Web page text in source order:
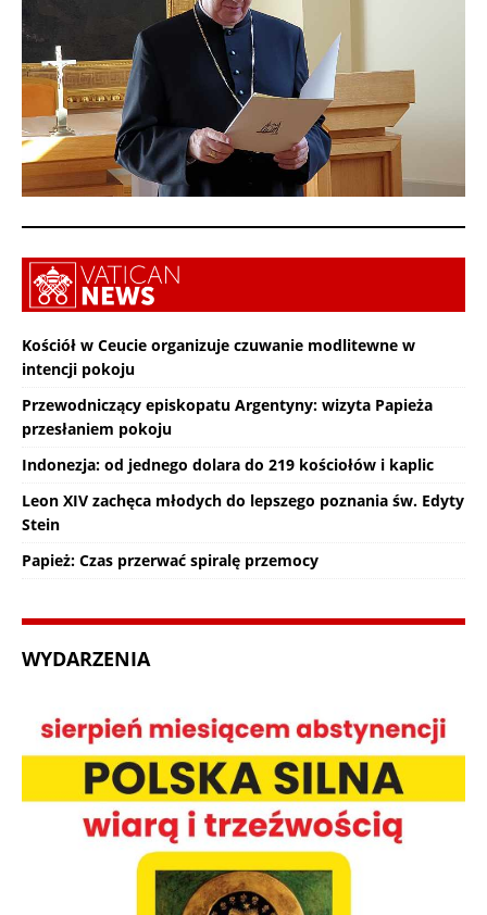
Kościół w Ceucie organizuje czuwanie modlitewne w
intencji pokoju
Przewodniczący episkopatu Argentyny: wizyta Papieża
przesłaniem pokoju
Indonezja: od jednego dolara do 219 kościołów i kaplic
Leon XIV zachęca młodych do lepszego poznania św. Edyty
Stein
Papież: Czas przerwać spiralę przemocy
WYDARZENIA